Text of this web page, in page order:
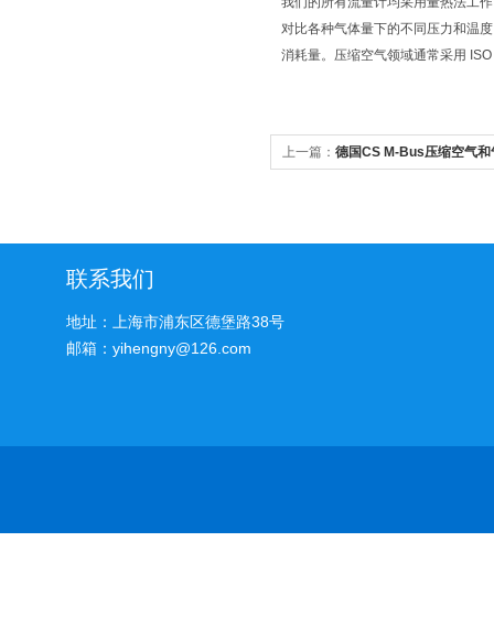
对比各种气体量下的不同压力和温
消耗量。压缩空气领域通常采用
上一篇： 德国CS M-Bus压缩空气和
联系我们
地址：上海市浦东区德堡路38号
邮箱：yihengny@126.com